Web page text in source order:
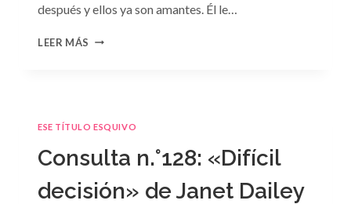
después y ellos ya son amantes. Él le…
LEER MÁS CONSULTA
ESE TÍTULO ESQUIVO
Consulta n.°128: «Difícil
decisión» de Janet Dailey